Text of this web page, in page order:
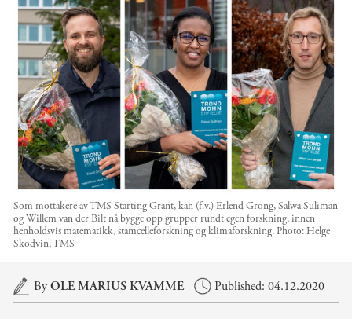
Som mottakere av TMS Starting Grant, kan (f.v.) Erlend Grong, Salwa Suliman
og Willem van der Bilt nå bygge opp grupper rundt egen forskning, innen
henholdsvis matematikk, stamcelleforskning og klimaforskning. Photo: Helge
Skodvin, TMS
Main content
ByOLE MARIUS KVAMME Published: 04.12.2020